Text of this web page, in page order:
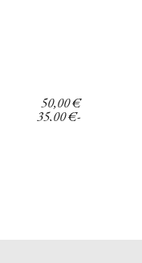
35,00€-
50,00€Rango
de